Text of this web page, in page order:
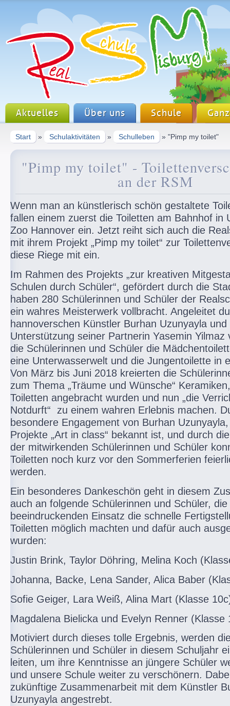
Aktuelles Über uns Schule
Start » Schulaktivitäten » Schulleben » "Pimp my toilet"
"Pimp my toilet" -
an der RSM
Wenn man an künstlerisch schön gestaltete
fallen einem zuerst die Toiletten am Bahnhof in
Zoo Hannover ein. Jetzt reiht sich auch die
mit ihrem Projekt „Pimp my toilet“ zur
diese Riege mit ein.
Im Rahmen des Projekts „zur kreativen
Schulen durch Schüler“, gefördert durch die
haben 280 Schülerinnen und Schüler der
ein wahres Meisterwerk vollbracht. Angeleitet
hannoverschen Künstler Burhan Uzunyayla und
Unterstützung seiner Partnerin Yasemin Yilmaz
die Schülerinnen und Schüler die
eine Unterwasserwelt und die Jungentoilette in
Von März bis Juni 2018 kreierten die
zum Thema „Träume und Wünsche“
Toiletten angebracht wurden und nun „die
Notdurft“
zu einem wahren Erlebnis machen.
besondere Engagement von Burhan
Projekte „Art in class“ bekannt ist, und durch
der mitwirkenden Schülerinnen und Schüler
Toiletten noch kurz vor den Sommerferien
werden.
Ein besonderes Dankeschön geht in diesem
auch an folgende Schülerinnen und Schüler,
beeindruckenden Einsatz die schnelle
Toiletten möglich machten und dafür auch
wurden:
Justin Brink, Taylor Döhring, Melina Koch
Johanna, Backe, Lena Sander, Alica Baber
Sofie Geiger, Lara Weiß, Alina Mart (Klasse
Magdalena Bielicka und Evelyn Renner (Klasse
Motiviert durch dieses tolle Ergebnis, werden
Schülerinnen und Schüler in diesem Schuljahr
leiten, um ihre Kenntnisse an jüngere Schüler
und unsere Schule weiter zu verschönern.
zukünftige Zusammenarbeit mit dem Künstler
Uzunyayla angestrebt.